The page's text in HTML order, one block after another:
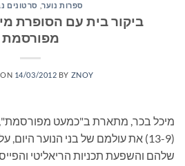
ספרות נוער, סרטונים
ביקור בית עם הסופרת
מפורסמת
14/03/2012 BY ZNOY
מיכל בכר, מתארת ב"כמעט מפורסמת",
(13-9) את עולמם של בני הנוער
שלהם והשפעת תכניות הריאליטי